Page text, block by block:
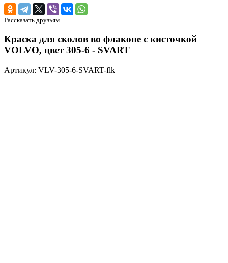
Рассказать друзьям
Краска для сколов во флаконе с кисточкой
VOLVO, цвет 305-6 - SVART
Артикул: VLV-305-6-SVART-flk